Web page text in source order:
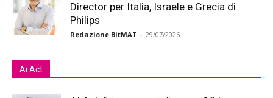
Director per Italia, Israele e Grecia di
Philips
Redazione BitMAT - 29/07/2026
Ai Act